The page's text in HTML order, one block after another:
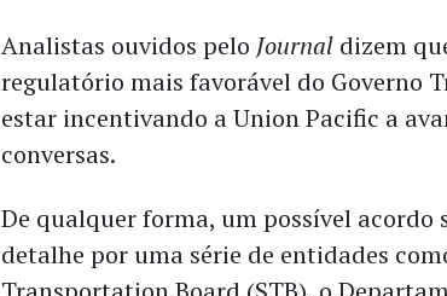
Analistas ouvidos pelo Journal dizem
regulatório mais favorável do Governo
estar incentivando a Union Pacific a
conversas.
De qualquer forma, um possível acordo
detalhe por uma série de entidades